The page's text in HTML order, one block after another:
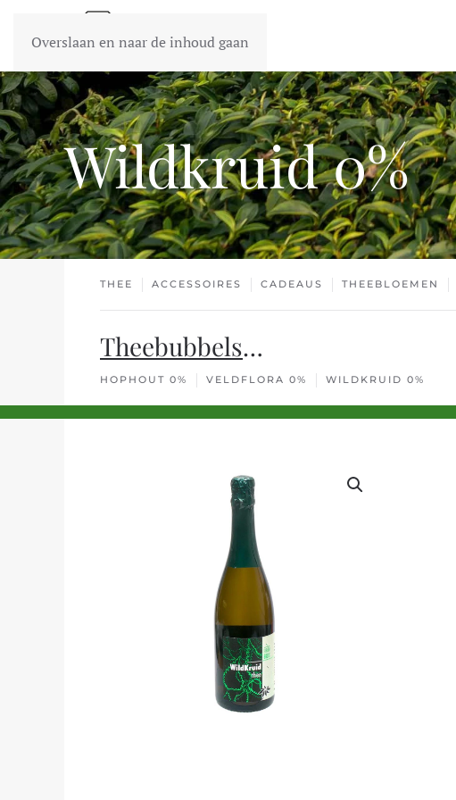
Overslaan en naar de inhoud gaan
Wildkruid 0%
THEE ACCESSOIRES CADEAUS THEEBLOEMEN
Theebubbels…
HOPHOUT 0% VELDFLORA 0% WILDKRUID 0%